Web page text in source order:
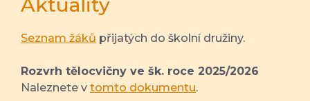
Aktuality
Seznam žáků přijatých do školní družiny.
Rozvrh tělocvičny ve šk. roce 2025/2026
Naleznete v tomto dokumentu.